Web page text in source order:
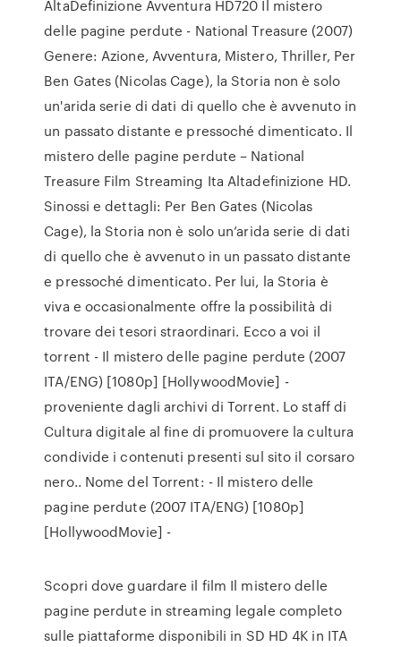
AltaDefinizione Avventura HD720 Il mistero
delle pagine perdute - National Treasure (2007)
Genere: Azione, Avventura, Mistero, Thriller, Per
Ben Gates (Nicolas Cage), la Storia non è solo
un'arida serie di dati di quello che è avvenuto in
un passato distante e pressoché dimenticato. Il
mistero delle pagine perdute – National
Treasure Film Streaming Ita Altadefinizione HD.
Sinossi e dettagli: Per Ben Gates (Nicolas
Cage), la Storia non è solo un’arida serie di dati
di quello che è avvenuto in un passato distante
e pressoché dimenticato. Per lui, la Storia è
viva e occasionalmente offre la possibilità di
trovare dei tesori straordinari. Ecco a voi il
torrent - Il mistero delle pagine perdute (2007
ITA/ENG) [1080p] [HollywoodMovie] -
proveniente dagli archivi di Torrent. Lo staff di
Cultura digitale al fine di promuovere la cultura
condivide i contenuti presenti sul sito il corsaro
nero.. Nome del Torrent: - Il mistero delle
pagine perdute (2007 ITA/ENG) [1080p]
[HollywoodMovie] -
Scopri dove guardare il film Il mistero delle
pagine perdute in streaming legale completo
sulle piattaforme disponibili in SD HD 4K in ITA